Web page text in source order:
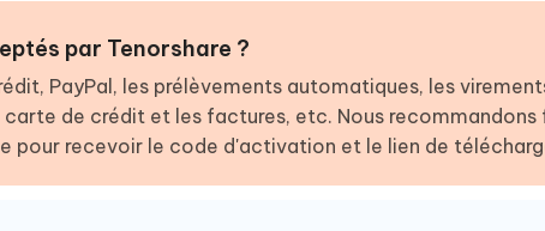
par Tenorshare ?
PayPal, les prélèvements automatiques, les
de crédit et les factures, etc. Nous
pour recevoir le code d'activation et le lien de